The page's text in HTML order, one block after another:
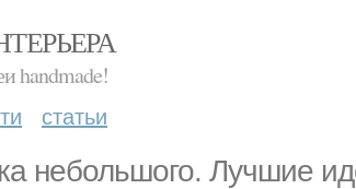
handmade!
статьи
небольшого. Лучшие